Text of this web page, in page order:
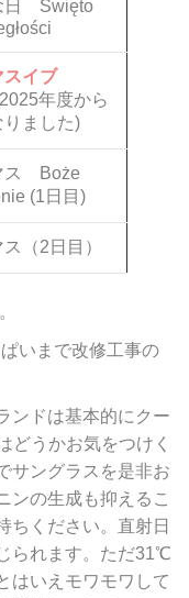
日 Święto
スイブ
年度から
ました)
ス Boże
(1日目)
（2日目）
いまで改修工事の
ンドは基本的にクー
どうかお気をつけく
サングラスを是非お
ンの生成も抑えるこ
ちください。直射日
られます。ただ31℃
はいえモワモワして